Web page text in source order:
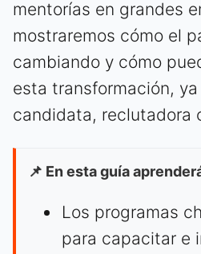
mentorías en grandes
mostraremos cómo el
cambiando y cómo
esta transformación,
candidata, reclutadora
📌 En esta guía
Los programas
para capacitar e